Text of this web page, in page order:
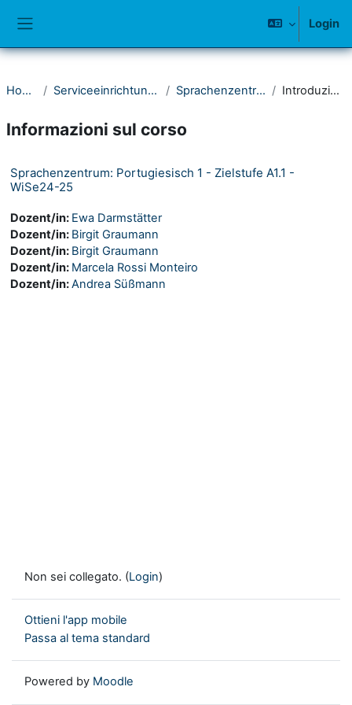
Login
Home Serviceeinrichtungen Sprachenzentrum Introduzione
Informazioni sul corso
Sprachenzentrum: Portugiesisch 1 - Zielstufe A1.1 -
WiSe24-25
Dozent/in: Ewa Darmstätter
Dozent/in: Birgit Graumann
Dozent/in: Birgit Graumann
Dozent/in: Marcela Rossi Monteiro
Dozent/in:Andrea Süßmann
Non sei collegato. (Login)
Ottieni l'app mobile
Passa al tema standard
Powered by Moodle